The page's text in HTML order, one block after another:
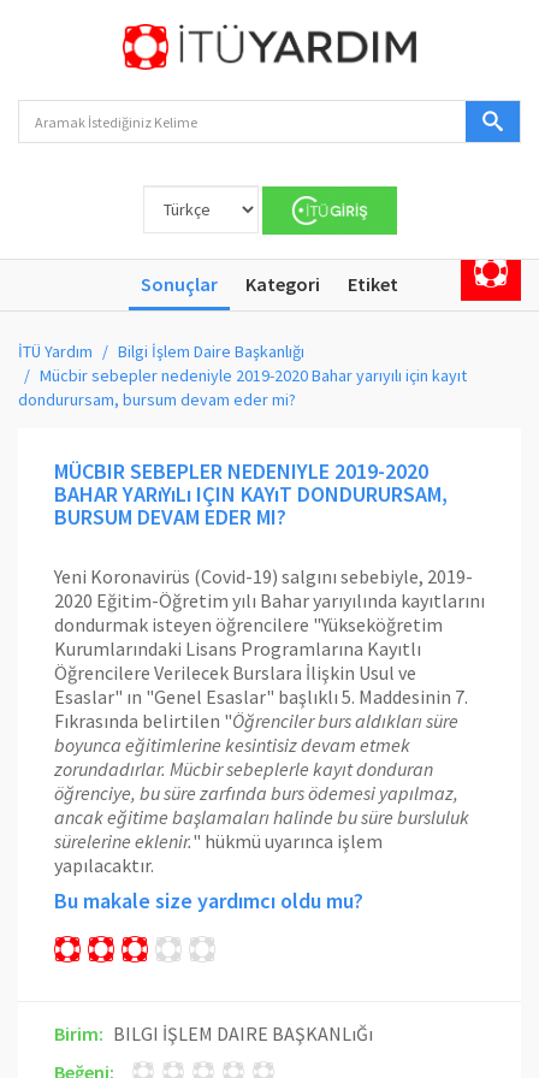
Sonuçlar Kategori Etiket
İTÜ Yardım
Bilgi İşlem Daire Başkanlığı
Mücbir sebepler nedeniyle 2019-2020 Bahar yarıyılı için kayıt
dondurursam, bursum devam eder mi?
MÜCBIR SEBEPLER NEDENIYLE 2019-2020
BAHAR YARıYıLı IÇIN KAYıT DONDURURSAM,
BURSUM DEVAM EDER MI?
Yeni Koronavirüs (Covid-19) salgını sebebiyle, 2019-
2020 Eğitim-Öğretim yılı Bahar yarıyılında kayıtlarını
dondurmak isteyen öğrencilere "Yükseköğretim
Kurumlarındaki Lisans Programlarına Kayıtlı
Öğrencilere Verilecek Burslara İlişkin Usul ve
Esaslar" ın "Genel Esaslar" başlıklı 5. Maddesinin 7.
Fıkrasında belirtilen "Öğrenciler burs aldıkları süre
boyunca eğitimlerine kesintisiz devam etmek
zorundadırlar. Mücbir sebeplerle kayıt donduran
öğrenciye, bu süre zarfında burs ödemesi yapılmaz,
ancak eğitime başlamaları halinde bu süre bursluluk
sürelerine eklenir." hükmü uyarınca işlem
yapılacaktır.
Bu makale size yardımcı oldu mu?
Birim: BILGI İŞLEM DAIRE BAŞKANLıĞı
Beğeni: